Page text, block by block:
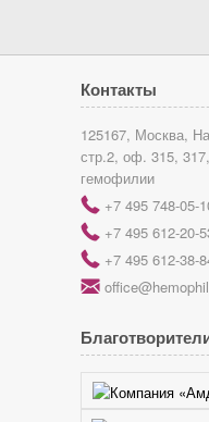
Контакты
125167, Москва,
стр.2, оф. 315,
гемофилии
r +7 495 748-05-
r +7 495 612-20-
r +7 495 612-38-
h